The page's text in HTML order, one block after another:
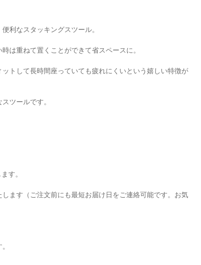
利なスタッキングスツール。
は重ねて置くことができて省スペースに。
トして長時間座っていても疲れにくいという嬉しい特徴が
ツールです。
す。
ます（ご注文前にも最短お届け日をご連絡可能です。お気